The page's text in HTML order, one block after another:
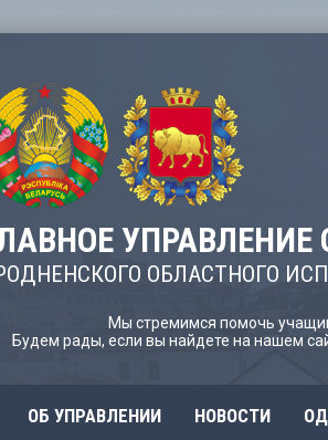
УПРАВЛЕНИЕ
ОБЛАСТНОГО
Мы стремимся помочь
Будем рады, если вы найдете на нашем
ОБ УПРАВЛЕНИИ НОВОСТИ